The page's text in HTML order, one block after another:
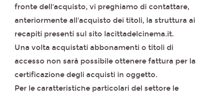
fronte dell'acquisto, vi preghiamo di contattare,
anteriormente all'acquisto dei titoli, la struttura ai
recapiti presenti sul sito lacittadelcinema.it.
Una volta acquistati abbonamenti o titoli di
accesso non sarà possibile ottenere fattura per la
certificazione degli acquisti in oggetto.
Per le caratteristiche particolari del settore le